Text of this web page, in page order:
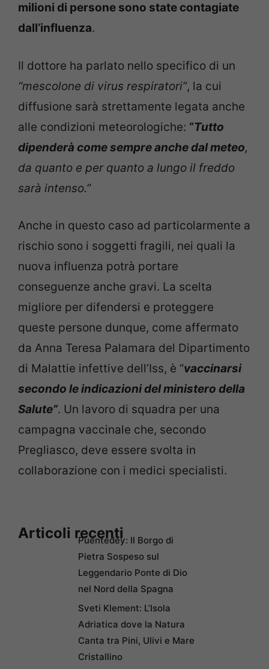
milioni di persone sono state contagiate
dall’influenza.
Il dottore ha parlato nello specifico di un
“mescolone di virus respiratori”, la cui
diffusione sarà strettamente legata anche
alle condizioni meteorologiche: “Tutto
dipenderà come sempre anche dal meteo,
da quanto e per quanto a lungo il freddo
sarà intenso.”
Anche in questo caso ad particolarmente a
rischio sono i soggetti fragili, nei quali la
nuova influenza potrà portare
conseguenze anche gravi. La scelta
migliore per difendersi e proteggere
queste persone dunque, come affermato
da Anna Teresa Palamara del Dipartimento
di Malattie infettive dell’Iss, è “vaccinarsi
secondo le indicazioni del ministero della
Salute”. Un lavoro di squadra per una
campagna vaccinale che, secondo
Pregliasco, deve essere svolta in
collaborazione con i medici specialisti.
Articoli recentiPuentedey: Il Borgo di
Pietra Sospeso sul
Leggendario Ponte di Dio
nel Nord della Spagna
Sveti Klement: L’Isola
Adriatica dove la Natura
Canta tra Pini, Ulivi e Mare
Cristallino